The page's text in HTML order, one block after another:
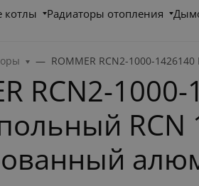
котлы Радиаторы отопления
ROMMER RCN2-1000-
RCN2-
RCN